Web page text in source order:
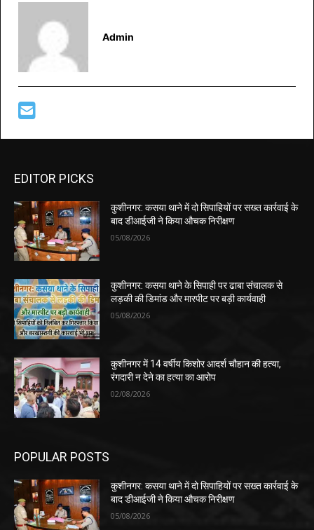
Admin
EDITOR PICKS
कुशीनगर: कसया थाने में दो सिपाहियों पर सख्त कार्रवाई के
बाद डीआईजी ने किया औचक निरीक्षण
05/08/2026
कुशीनगर: कसया थाने के सिपाही पर ढाबा संचालक से
लड़की की डिमांड और मारपीट पर बड़ी कार्यवाही
05/08/2026
कुशीनगर में 14 वर्षीय किशोर आदर्श चौहान की हत्या,
रंगदारी न देने का हत्या का आरोप
02/08/2026
POPULAR POSTS
कुशीनगर: कसया थाने में दो सिपाहियों पर सख्त कार्रवाई के
बाद डीआईजी ने किया औचक निरीक्षण
05/08/2026